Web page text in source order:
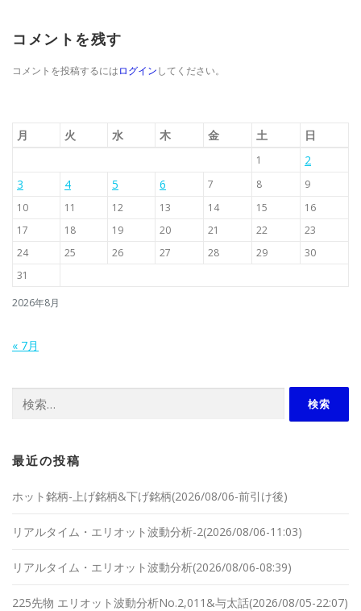
コメントを残す
コメントを投稿するにはログインしてください。
2026年8月
月 火 水 木 金 土 日
1
2
3
4 5 6 7 8
9
10
11 12 13 14 15
16
17
18 19 20 21 22
23
24
25 26 27 28 29
30
31
« 7月
最近の投稿
ホット銘柄-上げ銘柄&下げ銘柄(2026/08/06-前引け後)
リアルタイム・エリオット波動分析-2(2026/08/06-11:03)
リアルタイム・エリオット波動分析(2026/08/06-08:39)
225先物 エリオット波動分析No.2,011&与太話(2026/08/05-22:07)